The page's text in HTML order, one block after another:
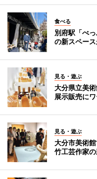
食べる
別府駅「べ
の新スペー
見る・遊ぶ
大分県立美
展示販売に
見る・遊ぶ
大分市美術
竹工芸作家